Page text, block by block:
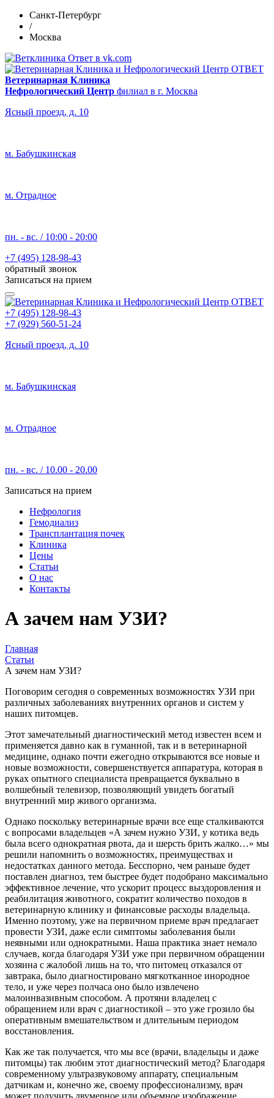
Санкт-Петербург
/
Москва
Ветеринарная Клиника
Нефрологический Центр филиал в г. Москва
Ясный проезд, д. 10
м. Бабушкинская
м. Отрадное
пн. - вс. / 10:00 - 20:00
+7 (495) 128-98-43
обратный звонок
Записаться на прием
+7 (495) 128-98-43
+7 (929) 560-51-24
Ясный проезд, д. 10
м. Бабушкинская
м. Отрадное
пн. - вс. / 10.00 - 20.00
Записаться на прием
Нефрология
Гемодиализ
Трансплантация почек
Клиника
Цены
Статьи
О нас
Контакты
А зачем нам УЗИ?
Главная
Статьи
А зачем нам УЗИ?
Поговорим сегодня о современных возможностях УЗИ при
различных заболеваниях внутренних органов и систем у
наших питомцев.
Этот замечательный диагностический метод известен всем и
применяется давно как в гуманной, так и в ветеринарной
медицине, однако почти ежегодно открываются все новые и
новые возможности, совершенствуется аппаратура, которая в
руках опытного специалиста превращается буквально в
волшебный телевизор, позволяющий увидеть богатый
внутренний мир живого организма.
Однако поскольку ветеринарные врачи все еще сталкиваются
с вопросами владельцев «А зачем нужно УЗИ, у котика ведь
была всего однократная рвота, да и шерсть брить жалко…» мы
решили напомнить о возможностях, преимуществах и
недостатках данного метода. Бесспорно, чем раньше будет
поставлен диагноз, тем быстрее будет подобрано максимально
эффективное лечение, что ускорит процесс выздоровления и
реабилитация животного, сократит количество походов в
ветеринарную клинику и финансовые расходы владельца.
Именно поэтому, уже на первичном приеме врач предлагает
провести УЗИ, даже если симптомы заболевания были
неявными или однократными. Наша практика знает немало
случаев, когда благодаря УЗИ уже при первичном обращении
хозяина с жалобой лишь на то, что питомец отказался от
завтрака, было диагностировано мягкотканное инородное
тело, и уже через полчаса оно было извлечено
малоинвазивным способом. А протяни владелец с
обращением или врач с диагностикой – это уже грозило бы
оперативным вмешательством и длительным периодом
восстановления.
Как же так получается, что мы все (врачи, владельцы и даже
питомцы) так любим этот диагностический метод? Благодаря
современному ультразвуковому аппарату, специальным
датчикам и, конечно же, своему профессионализму, врач
может получить двумерное или объемное изображение